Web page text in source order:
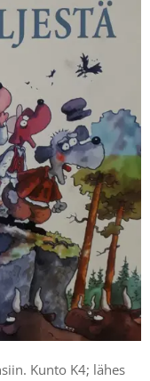
Kunto K4; lähes